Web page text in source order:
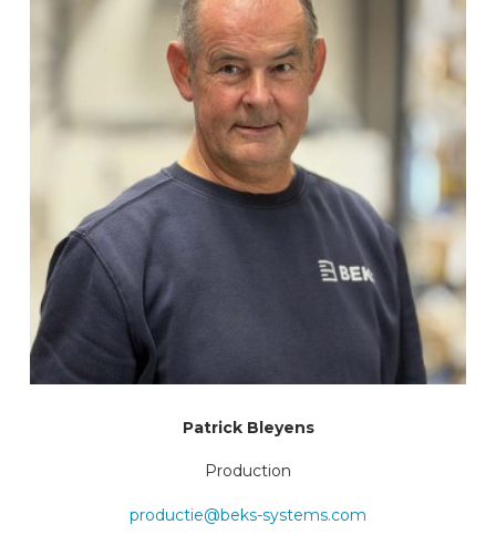
Patrick Bleyens
Production
productie@beks-systems.com